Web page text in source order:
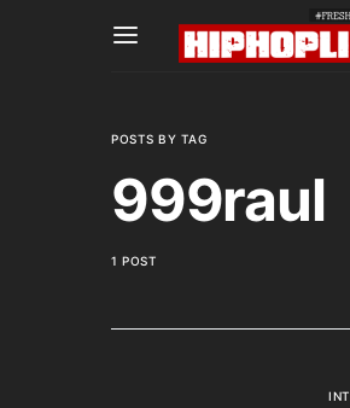
POSTS BY TAG
999raul
1 POST